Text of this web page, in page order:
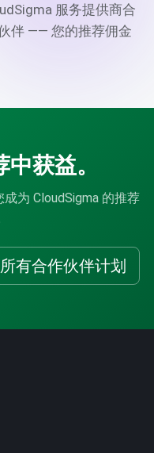
服务提供商合
伴 —— 您的推荐佣金
获益。
为 CloudSigma 的推荐
所有合作伙伴计划